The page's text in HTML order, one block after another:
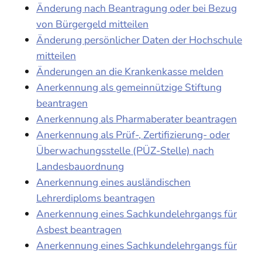
Änderung nach Beantragung oder bei Bezug
von Bürgergeld mitteilen
Änderung persönlicher Daten der Hochschule
mitteilen
Änderungen an die Krankenkasse melden
Anerkennung als gemeinnützige Stiftung
beantragen
Anerkennung als Pharmaberater beantragen
Anerkennung als Prüf-, Zertifizierung- oder
Überwachungsstelle (PÜZ-Stelle) nach
Landesbauordnung
Anerkennung eines ausländischen
Lehrerdiploms beantragen
Anerkennung eines Sachkundelehrgangs für
Asbest beantragen
Anerkennung eines Sachkundelehrgangs für